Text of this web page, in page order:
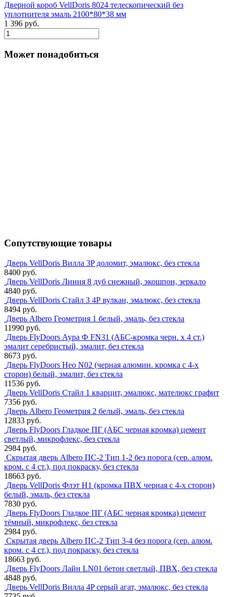
Дверной короб VellDoris 8024 телескопический без
уплотнителя эмаль 2100*80*38 мм
1 396 руб.
Может понадобиться
Сопутствующие товары
Дверь VellDoris Вилла 3P доломит, эмалюкс, без стекла
8400 руб.
Дверь VellDoris Линия 8 дуб снежный, экошпон, зеркало
4840 руб.
Дверь VellDoris Стайл 3 4Р вулкан, эмалюкс, без стекла
8494 руб.
Дверь Albero Геометрия 1 белый, эмаль, без стекла
11990 руб.
Дверь FlyDoors Аура Ф FN31 (АБС-кромка черн. х 4 ст.)
эмалит серебристый, эмалит, без стекла
8673 руб.
Дверь FlyDoors Нео N02 (черная алюмин. кромка с 4-х
сторон) белый, эмалит, без стекла
11536 руб.
Дверь VellDoris Стайл 1 кварцит, эмалюкс, мателюкс графит
7356 руб.
Дверь Albero Геометрия 2 белый, эмаль, без стекла
12833 руб.
Дверь FlyDoors Гладкое ПГ (АБС черная кромка) цемент
светлый, микрофлекс, без стекла
2984 руб.
Скрытая дверь Albero ПС-2 Тип 1-2 без порога (сер. алюм.
кром. с 4 ст.), под покраску, без стекла
18663 руб.
Дверь VellDoris Флэт H1 (кромка ПВХ черная с 4-х сторон)
белый, эмаль, без стекла
7830 руб.
Дверь FlyDoors Гладкое ПГ (АБС черная кромка) цемент
тёмный, микрофлекс, без стекла
2984 руб.
Скрытая дверь Albero ПС-2 Тип 3-4 без порога (сер. алюм.
кром. с 4 ст.), под покраску, без стекла
18663 руб.
Дверь FlyDoors Лайн LN01 бетон светлый, ПВХ, без стекла
4848 руб.
Дверь VellDoris Вилла 4P серый агат, эмалюкс, без стекла